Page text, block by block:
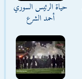
حياة الرئيس السوري
أحمد الشرع